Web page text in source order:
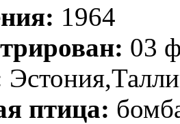
1964
03
птица: